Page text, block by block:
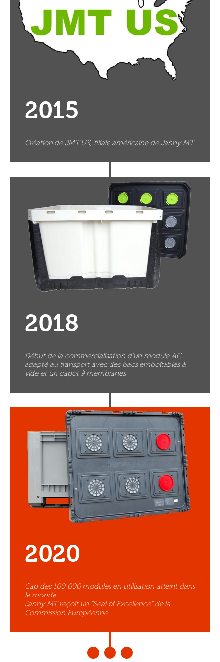
2015
Création de JMT US, filiale américaine de Janny MT
2018
Début de la commercialisation d’un module AC
adapté au transport avec des bacs emboîtables à
vide et un capot 9 membranes
2020
Cap des 100 000 modules en utilisation atteint dans
le monde.
Janny MT reçoit un "Seal of Excellence" de la
Commission Européenne.